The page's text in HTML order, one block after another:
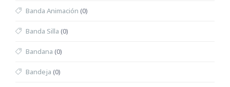
Banda Animación (0)
Banda Silla (0)
Bandana (0)
Bandeja (0)